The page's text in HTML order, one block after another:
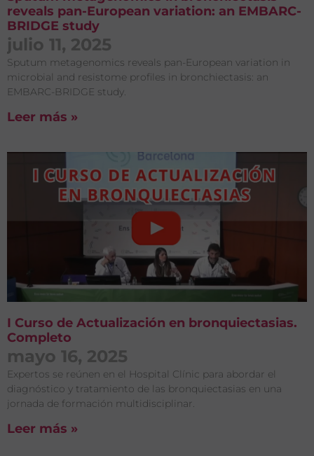
reveals pan-European variation: an EMBARC-
BRIDGE study
julio 11, 2025
Sputum metagenomics reveals pan-European variation in
microbial and resistome profiles in bronchiectasis: an
EMBARC-BRIDGE study.
Leer más »
I Curso de Actualización en bronquiectasias.
Completo
mayo 16, 2025
Expertos se reúnen en el Hospital Clínic para abordar el
diagnóstico y tratamiento de las bronquiectasias en una
jornada de formación multidisciplinar.
Leer más »